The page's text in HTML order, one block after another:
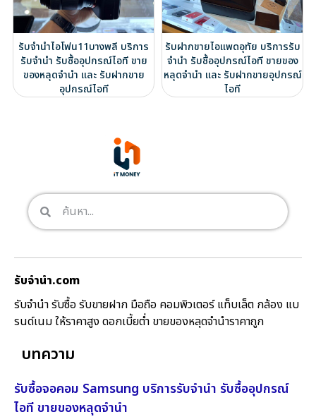
รับจำนำไอโฟน11บางพลี บริการ
รับจำนำ รับซื้ออุปกรณ์ไอที ขาย
ของหลุดจำนำ และ รับฝากขาย
อุปกรณ์ไอที
รับฝากขายไอแพดอุทัย บริการรับ
จำนำ รับซื้ออุปกรณ์ไอที ขายของ
หลุดจำนำ และ รับฝากขายอุปกรณ์
ไอที
รับจํานํา.com
รับจำนำ รับซื้อ รับขายฝาก มือถือ คอมพิวเตอร์ แท็บเล็ต กล้อง แบ
รนด์เนม ให้ราคาสูง ดอกเบี้ยต่ำ ขายของหลุดจำนำราคาถูก
บทความ
รับซื้อจอคอม Samsung บริการรับจำนำ รับซื้ออุปกรณ์
ไอที ขายของหลุดจำนำ